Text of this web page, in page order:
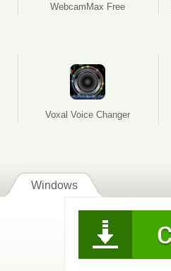
WebcamMax Free
Voxal Voice Changer
Windows